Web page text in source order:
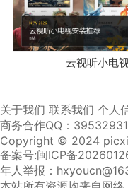
云视听小电
关于我们 联系我们 个人
商务合作QQ：
Copyright © 2024
备案号:闽ICP备
年人举报：